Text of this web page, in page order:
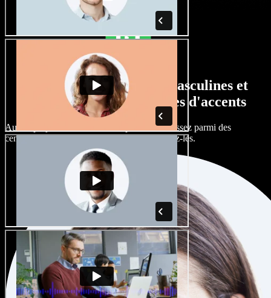
Un large choix de voix masculines et
féminines, avec tous types d'accents
Aucun projet ne devrait sonner pareil. Choisissez parmi des
centaines de voix IA et d'accents, et peaufinez-les.